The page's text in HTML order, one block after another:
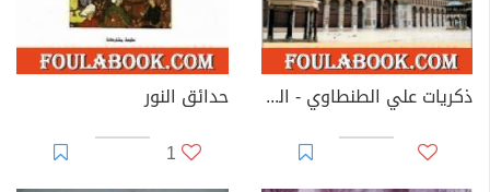
ذكريات علي الطنطاوي - الجزء الثاني
حدائق النور
1